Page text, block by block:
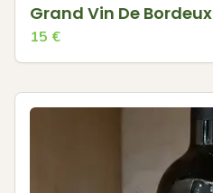
Grand Vin De Bordeux
15 €